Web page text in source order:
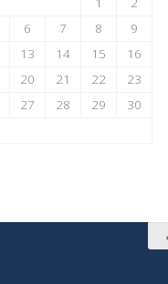
6 7 8
9
13 14 15
16
20 21 22
23
27 28 29
30